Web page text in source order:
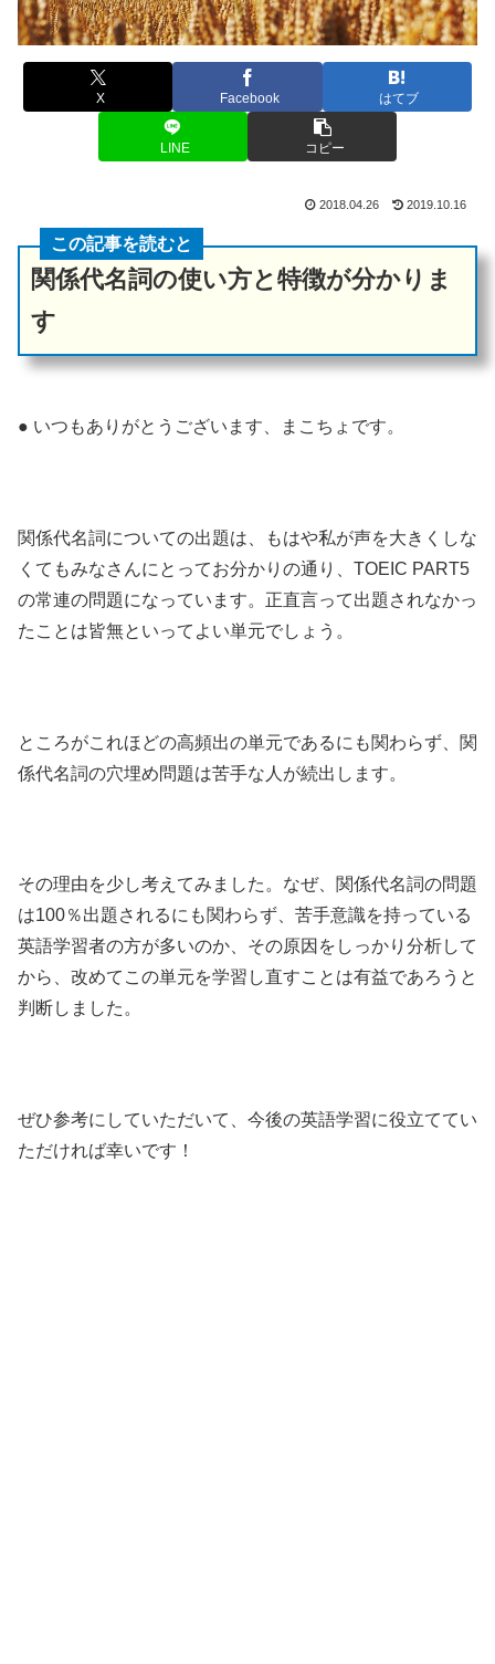
X Facebook はてブ
LINE コピー
2018.04.26 2019.10.16
この記事を読むと
関係代名詞の使い方と特徴が分かりま
す
● いつもありがとうございます、まこちょです。
関係代名詞についての出題は、もはや私が声を大きくしな
くてもみなさんにとってお分かりの通り、TOEIC PART5
の常連の問題になっています。正直言って出題されなかっ
たことは皆無といってよい単元でしょう。
ところがこれほどの高頻出の単元であるにも関わらず、関
係代名詞の穴埋め問題は苦手な人が続出します。
その理由を少し考えてみました。なぜ、関係代名詞の問題
は100％出題されるにも関わらず、苦手意識を持っている
英語学習者の方が多いのか、その原因をしっかり分析して
から、改めてこの単元を学習し直すことは有益であろうと
判断しました。
ぜひ参考にしていただいて、今後の英語学習に役立ててい
ただければ幸いです！